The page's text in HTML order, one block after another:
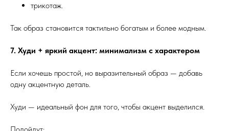
трикотаж.
Так образ становится тактильно богатым и более модным.
7. Худи + яркий акцент: минимализм с характером
Если хочешь простой, но выразительный образ — добавь
одну акцентную деталь.
Худи — идеальный фон для того, чтобы акцент выделился.